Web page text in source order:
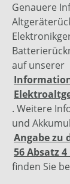
Genauere
auf unserer
. Weitere
und
Angabe zu
56 Absatz
finden Sie